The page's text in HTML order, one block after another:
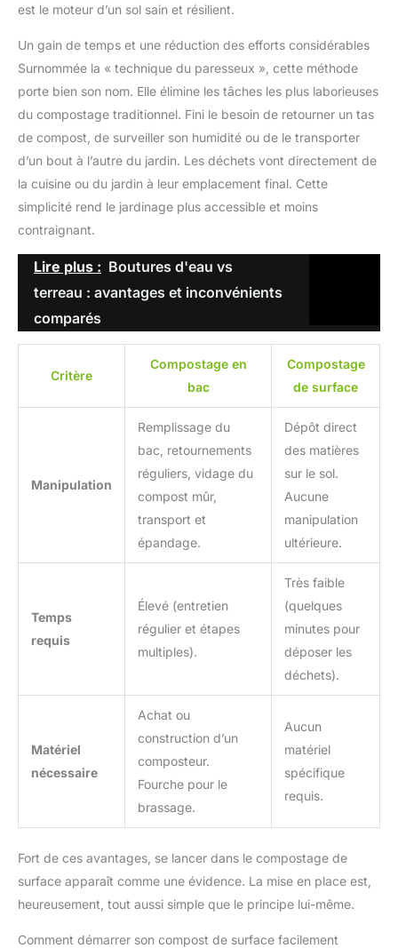
est le moteur d’un sol sain et résilient.
Un gain de temps et une réduction des efforts considérables
Surnommée la « technique du paresseux », cette méthode
porte bien son nom. Elle élimine les tâches les plus laborieuses
du compostage traditionnel. Fini le besoin de retourner un tas
de compost, de surveiller son humidité ou de le transporter
d’un bout à l’autre du jardin. Les déchets vont directement de
la cuisine ou du jardin à leur emplacement final. Cette
simplicité rend le jardinage plus accessible et moins
contraignant.
Lire plus : Boutures d'eau vs
terreau : avantages et inconvénients
comparés
Critère
Compostage en
bac
Compostage
de surface
Manipulation
Remplissage du
bac, retournements
réguliers, vidage du
compost mûr,
transport et
épandage.
Dépôt direct
des matières
sur le sol.
Aucune
manipulation
ultérieure.
Temps
requis
Élevé (entretien
régulier et étapes
multiples).
Très faible
(quelques
minutes pour
déposer les
déchets).
Matériel
nécessaire
Achat ou
construction d’un
composteur.
Fourche pour le
brassage.
Aucun
matériel
spécifique
requis.
Fort de ces avantages, se lancer dans le compostage de
surface apparaît comme une évidence. La mise en place est,
heureusement, tout aussi simple que le principe lui-même.
Comment démarrer son compost de surface facilement